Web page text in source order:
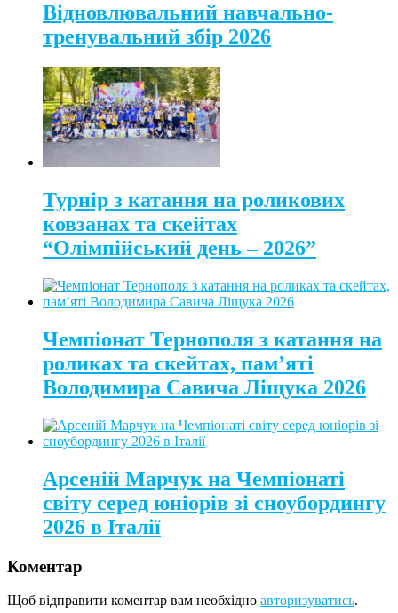
Відновлювальний навчально-
тренувальний збір 2026
Турнір з катання на роликових
ковзанах та скейтах
“Олімпійський день – 2026”
Чемпіонат Тернополя з катання на
роликах та скейтах, пам’яті
Володимира Савича Ліщука 2026
Арсеній Марчук на Чемпіонаті
світу серед юніорів зі сноубордингу
2026 в Італії
Коментар
Щоб відправити коментар вам необхідно авторизуватись.